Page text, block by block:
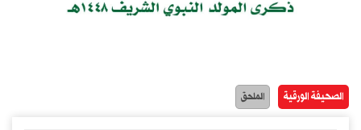
الصحيفة الورقية الملحق